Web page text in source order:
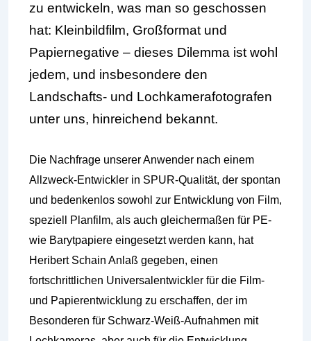
zu entwickeln, was man so geschossen
hat: Kleinbildfilm, Großformat und
Papiernegative – dieses Dilemma ist wohl
jedem, und insbesondere den
Landschafts- und Lochkamerafotografen
unter uns, hinreichend bekannt.
Die Nachfrage unserer Anwender nach einem
Allzweck-Entwickler in SPUR-Qualität, der spontan
und bedenkenlos sowohl zur Entwicklung von Film,
speziell Planfilm, als auch gleichermaßen für PE-
wie Barytpapiere eingesetzt werden kann, hat
Heribert Schain Anlaß gegeben, einen
fortschrittlichen Universalentwickler für die Film-
und Papierentwicklung zu erschaffen, der im
Besonderen für Schwarz-Weiß-Aufnahmen mit